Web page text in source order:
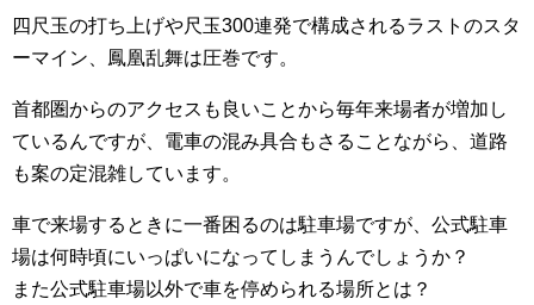
四尺玉の打ち上げや尺玉300連発で構成されるラストのスタ
ーマイン、鳳凰乱舞は圧巻です。
首都圏からのアクセスも良いことから毎年来場者が増加し
ているんですが、電車の混み具合もさることながら、道路
も案の定混雑しています。
車で来場するときに一番困るのは駐車場ですが、公式駐車
場は何時頃にいっぱいになってしまうんでしょうか？
また公式駐車場以外で車を停められる場所とは？